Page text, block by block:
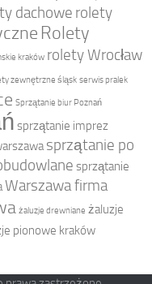
dachowe rolety
Rolety
kraków rolety Wrocław
zewnętrzne śląsk serwis pralek
Sprzątanie biur Poznań
sprzątanie imprez
sprzątanie po
sprzątanie
Warszawa firma
żaluzje drewniane żaluzje
pionowe kraków